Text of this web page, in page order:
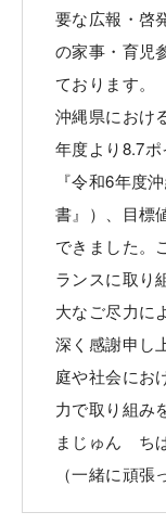
要な広報・啓
の家事・育児
ております。
沖縄県におけ
年度より8.7
『令和6年度
書』）、目標
できました。
ランスに取り
大なご尽力に
深く感謝申し
庭や社会にお
力で取り組み
まじゅん ち
（一緒に頑張